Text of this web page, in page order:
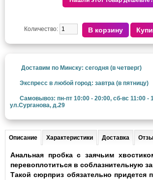
Количество:
Доставим по Минску: сегодня (в четверг)
Экспресс в любой город: завтра (в пятницу)
Самовывоз: пн-пт 10:00 - 20:00, сб-вс 11:00 -
ул.Сурганова, д.29
Описание Характеристики Доставка
Аналь­ная пробка с заячьим
пере­вопло­титься в соблазнительную
Такой сюрприз обя­за­тельно придется